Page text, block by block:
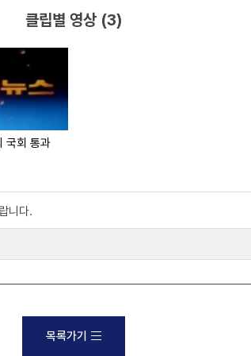
클립별 영상 (3)
국회 통과
니다.
목록가기